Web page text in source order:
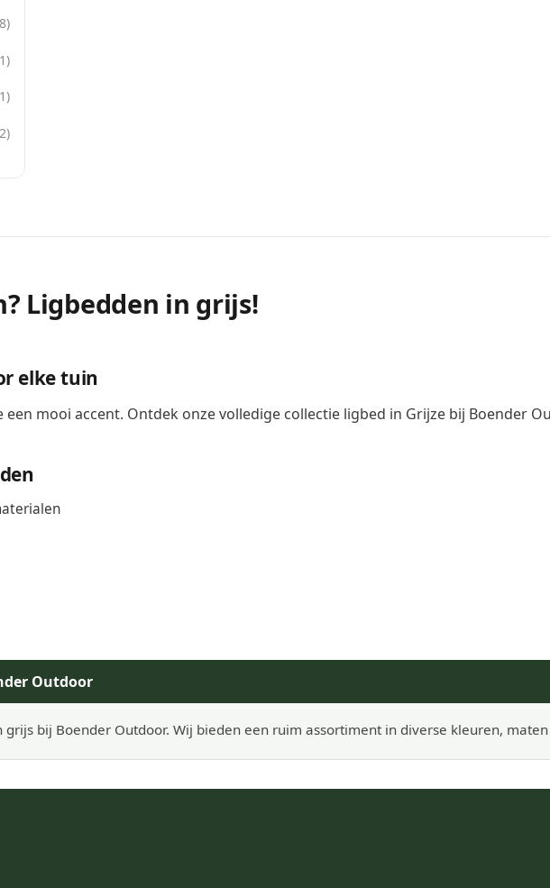
)
1)
1)
2)
Ligbedden in grijs!
elke tuin
mooi accent. Ontdek onze volledige collectie ligbed in Grijze bij Boender
Outdoor
bij Boender Outdoor. Wij bieden een ruim assortiment in diverse kleuren, maten